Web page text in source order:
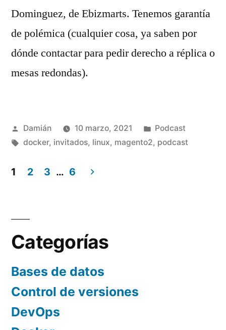
Dominguez, de Ebizmarts. Tenemos garantía
de polémica (cualquier cosa, ya saben por
dónde contactar para pedir derecho a réplica o
mesas redondas).
Publicado
por
Damián 10 marzo, 2021
Publicado
en
Podcast
Etiquetas:
docker, invitados, linux, magento2, podcast
de
entradas
1 2 3 … 6
Categorías
Bases de datos
Control de versiones
DevOps